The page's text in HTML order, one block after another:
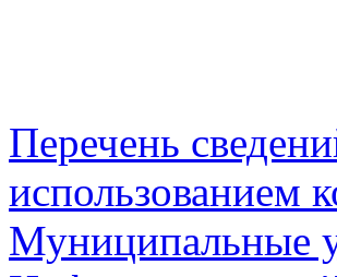
Перечень
использованием
Муниципальные